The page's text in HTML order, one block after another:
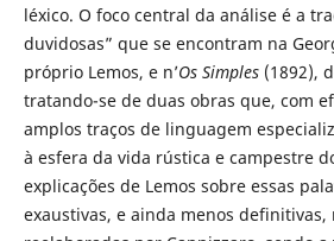
léxico. O foco central da análise é a
duvidosas” que se encontram na
próprio Lemos, e n’Os Simples(1892),
tratando-se de duas obras que, com
amplos traços de linguagem
à esfera da vida rústica e campestre
explicações de Lemos sobre essas
exaustivas, e ainda menos definitivas,